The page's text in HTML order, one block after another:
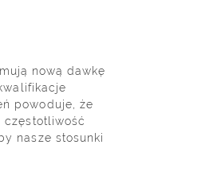
nową dawkę
powoduje, że
częstotliwość
nasze stosunki